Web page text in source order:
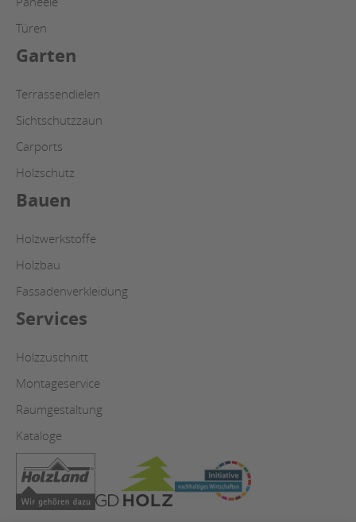
Türen
Garten
Terrassendielen
Sichtschutzzaun
Carports
Holzschutz
Bauen
Holzwerkstoffe
Holzbau
Fassadenverkleidung
Services
Holzzuschnitt
Montageservice
Raumgestaltung
Kataloge